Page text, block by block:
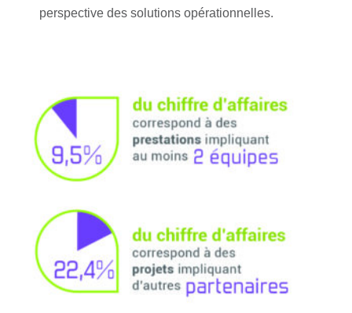
perspective des solutions opérationnelles.